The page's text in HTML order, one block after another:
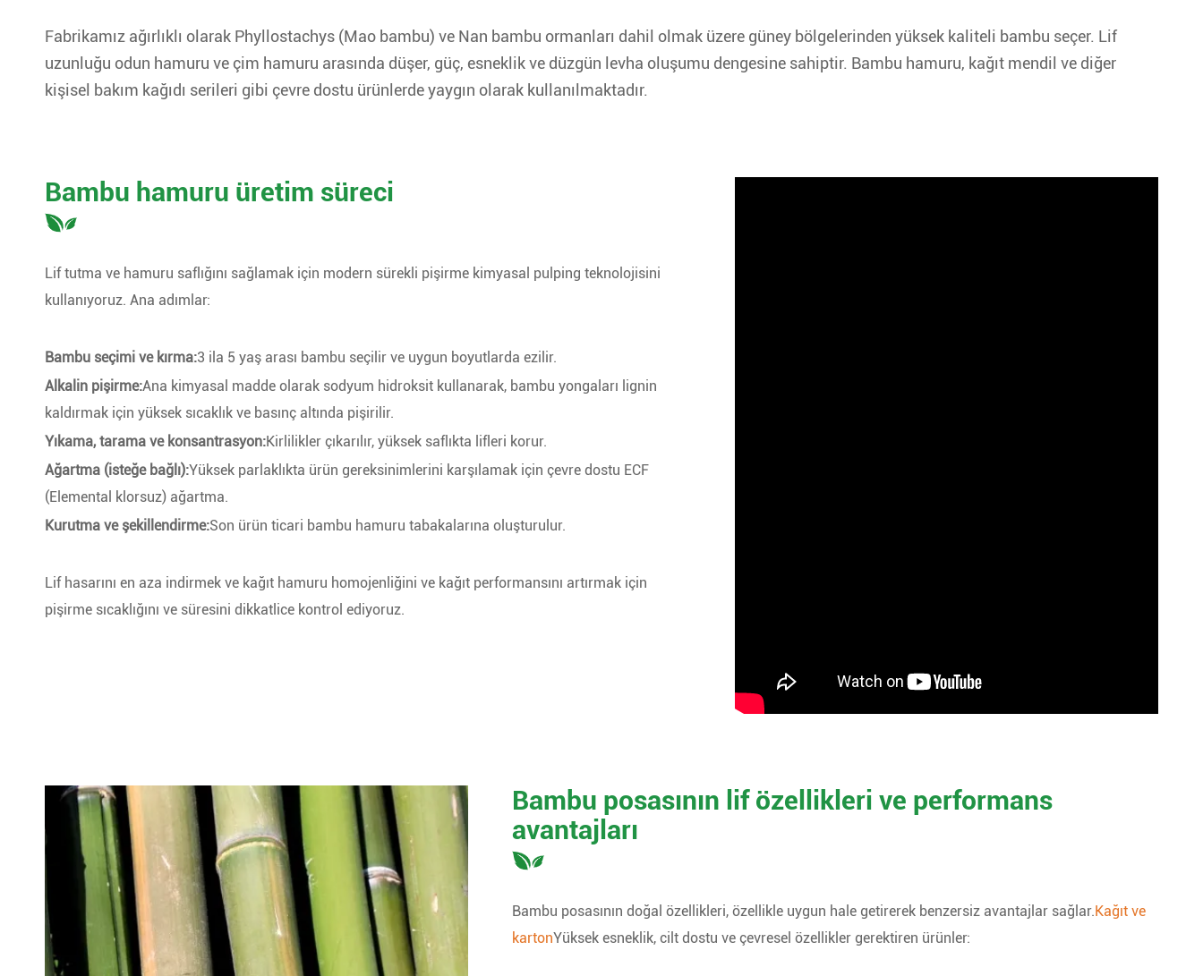
Fabrikamız ağırlıklı olarak Phyllostachys (Mao bambu) ve Nan bambu ormanları dahil olmak üzere güney bölgelerinden yüksek kaliteli bambu seçer. Lif
uzunluğu odun hamuru ve çim hamuru arasında düşer, güç, esneklik ve düzgün levha oluşumu dengesine sahiptir. Bambu hamuru, kağıt mendil ve diğer
kişisel bakım kağıdı serileri gibi çevre dostu ürünlerde yaygın olarak kullanılmaktadır.
Bambu hamuru üretim süreci
Lif tutma ve hamuru saflığını sağlamak için modern sürekli pişirme kimyasal pulping teknolojisini
kullanıyoruz. Ana adımlar:
Bambu seçimi ve kırma:3 ila 5 yaş arası bambu seçilir ve uygun boyutlarda ezilir.
Alkalin pişirme:Ana kimyasal madde olarak sodyum hidroksit kullanarak, bambu yongaları lignin
kaldırmak için yüksek sıcaklık ve basınç altında pişirilir.
Yıkama, tarama ve konsantrasyon:Kirlilikler çıkarılır, yüksek saflıkta lifleri korur.
Ağartma (isteğe bağlı):Yüksek parlaklıkta ürün gereksinimlerini karşılamak için çevre dostu ECF
(Elemental klorsuz) ağartma.
Kurutma ve şekillendirme:Son ürün ticari bambu hamuru tabakalarına oluşturulur.
Lif hasarını en aza indirmek ve kağıt hamuru homojenliğini ve kağıt performansını artırmak için
pişirme sıcaklığını ve süresini dikkatlice kontrol ediyoruz.
Bambu posasının lif özellikleri ve performans
avantajları
Bambu posasının doğal özellikleri, özellikle uygun hale getirerek benzersiz avantajlar sağlar.Kağıt ve
kartonYüksek esneklik, cilt dostu ve çevresel özellikler gerektiren ürünler: